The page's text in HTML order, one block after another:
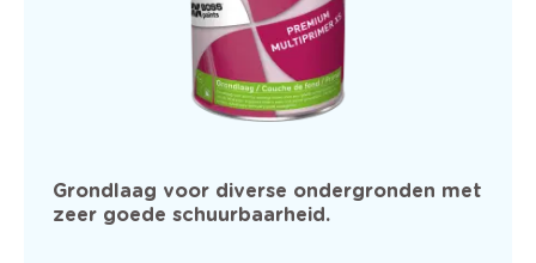
Grondlaag voor diverse ondergronden met
zeer goede schuurbaarheid.